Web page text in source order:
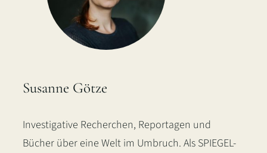
Susanne Götze
Investigative Recherchen, Reportagen und
Bücher über eine Welt im Umbruch. Als SPIEGEL-